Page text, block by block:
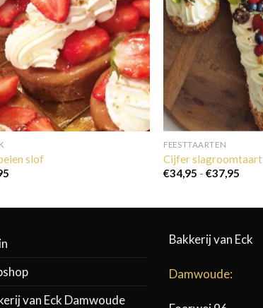
slof
FEESTTAARTEN
Cijfer slagroomtaart
€34,95 - €37,95
van Eck Damwoude
Bakkerij van Eck
Damwoude: